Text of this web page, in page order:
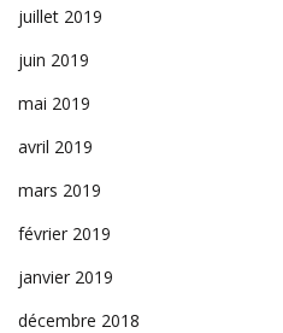
juillet 2019
juin 2019
mai 2019
avril 2019
mars 2019
février 2019
janvier 2019
décembre 2018